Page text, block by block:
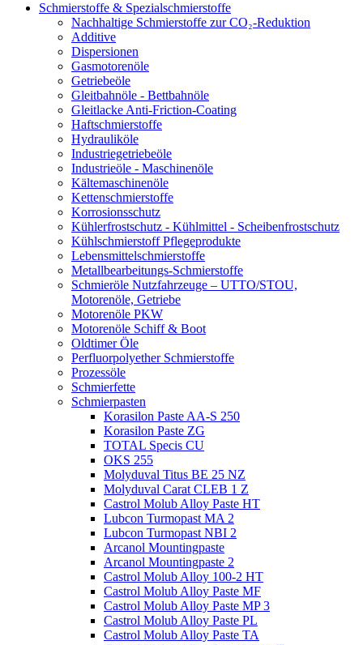
Schmierstoffe & Spezialschmierstoffe
Nachhaltige Schmierstoffe zur CO₂-Reduktion
Additive
Dispersionen
Gasmotorenöle
Getriebeöle
Gleitbahnöle - Bettbahnöle
Gleitlacke Anti-Friction-Coating
Haftschmierstoffe
Hydrauliköle
Industriegetriebeöle
Industrieöle - Maschinenöle
Kältemaschinenöle
Kettenschmierstoffe
Korrosionsschutz
Kühlerfrostschutz - Kühlmittel - Scheibenfrostschutz
Kühlschmierstoff Pflegeprodukte
Lebensmittelschmierstoffe
Metallbearbeitungs-Schmierstoffe
Schmieröle Nutzfahrzeuge – UTTO/STOU,
Motorenöle, Getriebe
Motorenöle PKW
Motorenöle Schiff & Boot
Oldtimer Öle
Perfluorpolyether Schmierstoffe
Prozessöle
Schmierfette
Schmierpasten
Korasilon Paste AA-S 250
Korasilon Paste ZG
TOTAL Specis CU
OKS 255
Molyduval Titus BE 25 NZ
Molyduval Carat CLEB 1 Z
Castrol Molub Alloy Paste HT
Lubcon Turmopast MA 2
Lubcon Turmopast NBI 2
Arcanol Mountingpaste
Arcanol Mountingpaste 2
Castrol Molub Alloy 100-2 HT
Castrol Molub Alloy Paste MF
Castrol Molub Alloy Paste MP 3
Castrol Molub Alloy Paste PL
Castrol Molub Alloy Paste TA